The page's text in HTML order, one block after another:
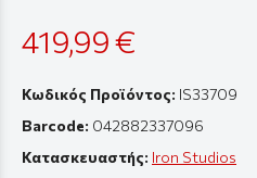
419,99 €
Κωδικός Προϊόντος: IS33709
Barcode: 042882337096
Κατασκευαστής: Iron Studios